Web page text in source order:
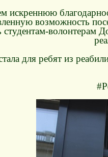
возможность
студентам-
для ребят из